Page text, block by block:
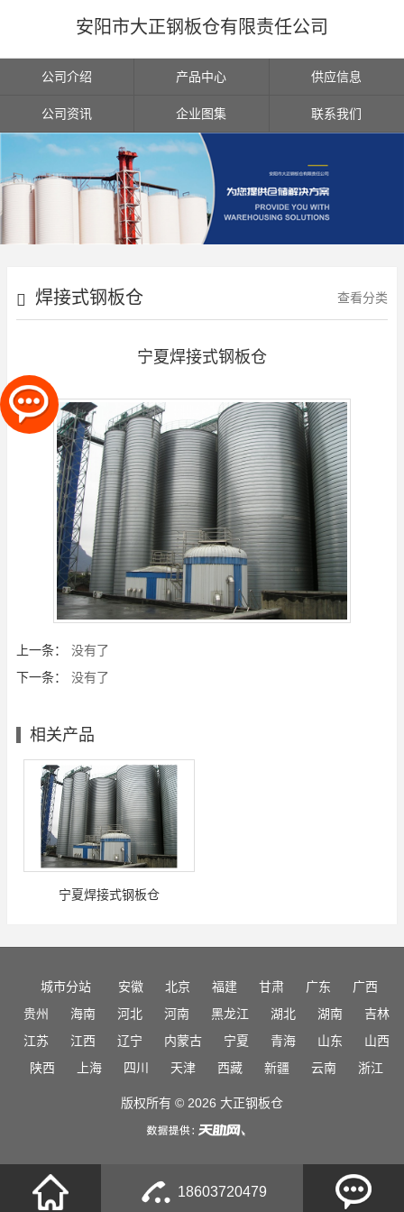
安阳市大正钢板仓有限责任公司
公司介绍 产品中心 供应信息
公司资讯 企业图集 联系我们
焊接式钢板仓 查看分类
宁夏焊接式钢板仓
上一条：
没有了
下一条：
没有了
相关产品
宁夏焊接式钢板仓
18603720479
城市分站 安徽 北京 福建 甘肃 广东
广西
贵州
海南 河北 河南 黑龙江 湖北 湖南
吉林
江苏
江西 辽宁 内蒙古 宁夏 青海 山东
山西
陕西
上海 四川 天津 西藏 新疆 云南 浙江
版权所有 © 2026 大正钢板仓